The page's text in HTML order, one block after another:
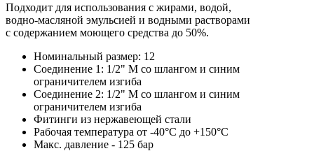
Подходит для использования с жирами, водой,
водно-масляной эмульсией и водными растворами
с содержанием моющего средства до 50%.
Номинальный размер: 12
Соединение 1: 1/2" M со шлангом и синим
ограничителем изгиба
Соединение 2: 1/2" M со шлангом и синим
ограничителем изгиба
Фитинги из нержавеющей стали
Рабочая температура от -40°C до +150°C
Макс. давление - 125 бар